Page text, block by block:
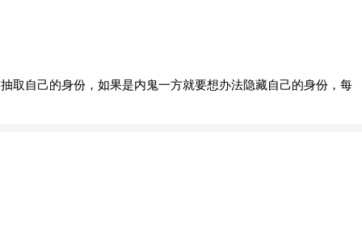
取自己的身份，如果是内鬼一方就要想办法隐藏自己的身份，每